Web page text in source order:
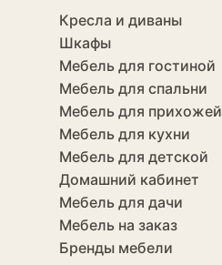
Кресла и диваны
Шкафы
Мебель для гостиной
Мебель для спальни
Мебель для прихожей
Мебель для кухни
Мебель для детской
Домашний кабинет
Мебель для дачи
Мебель на заказ
Бренды мебели